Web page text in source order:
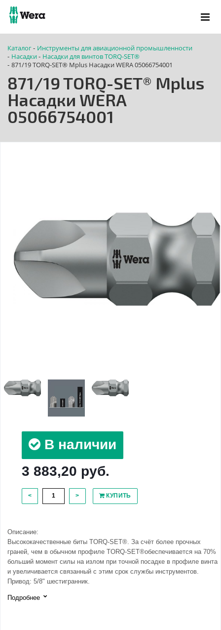
Каталог - Инструменты для авиационной промышленности
- Насадки - Насадки для винтов TORQ-SET®
- 871/19 TORQ-SET® Mplus Насадки WERA 05066754001
871/19 TORQ-SET® Mplus
Насадки WERA
05066754001
В наличии
3 883,20 руб.
< > КУПИТЬ
Описание:
Высококачественные биты TORQ-SET®. За счёт более прочных
граней, чем в обычном профиле TORQ-SET®обеспечивается на 70%
больший момент силы на излом при точной посадке в профиле винта
и увеличивается связанный с этим срок службы инструментов.
Привод: 5/8" шестигранник.
Подробнее